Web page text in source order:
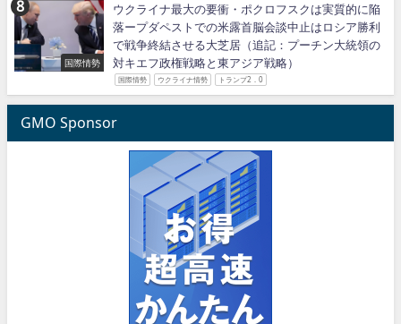
国際情勢
ウクライナ最大の要衝・ポクロフスクは実質的に陥
落ープダペストでの米露首脳会談中止はロシア勝利
で戦争終結させる大芝居（追記：プーチン大統領の
対キエフ政権戦略と東アジア戦略）
国際情勢 ウクライナ情勢 トランプ2．0
GMO Sponsor